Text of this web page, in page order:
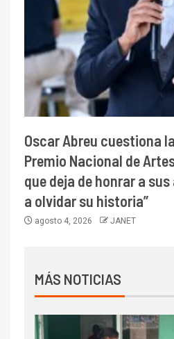
Oscar Abreu cuestiona
Premio Nacional de
que deja de honrar a
a olvidar su historia”
agosto 4, 2026 JANET
MÁS NOTICIAS